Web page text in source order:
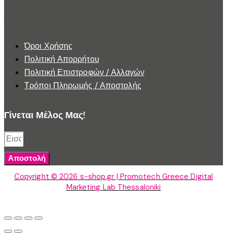
Όροι Χρήσης
Πολιτική Απορρήτου
Πολιτική Επιστροφών / Αλλαγών
Τρόποι Πληρωμής / Αποστολής
Γίνεται Μέλος Μας!
Αποστολή
Copyright © 2026 s-shop.gr | Promotech Greece Digital
Marketing Lab Thessaloniki